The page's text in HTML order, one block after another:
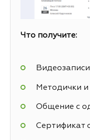
Что получите:
Методички и
Общение с
Сертификат